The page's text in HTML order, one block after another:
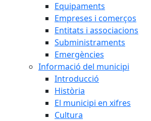
Equipaments
Empreses i comerços
Entitats i associacions
Subministraments
Emergències
Informació del municipi
Introducció
Història
El municipi en xifres
Cultura